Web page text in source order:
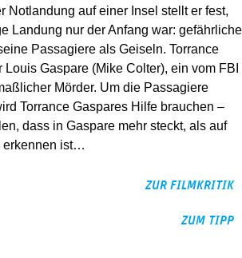
Notlandung auf einer Insel stellt er fest,
Landung nur der Anfang war: gefährliche
Passagiere als Geiseln. Torrance
Louis Gaspare (Mike Colter), ein vom FBI
Mörder. Um die Passagiere
Torrance Gaspares Hilfe brauchen –
dass in Gaspare mehr steckt, als auf
erkennen ist…
ZUR FILMKRITIK
ZUM TIPP